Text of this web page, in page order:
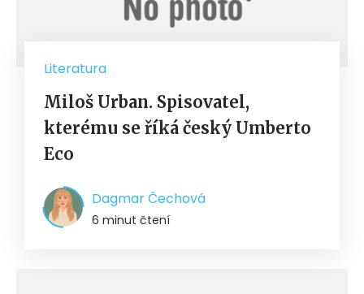
Literatura
Miloš Urban. Spisovatel,
kterému se říká český Umberto
Eco
Dagmar Čechová
6 minut čtení